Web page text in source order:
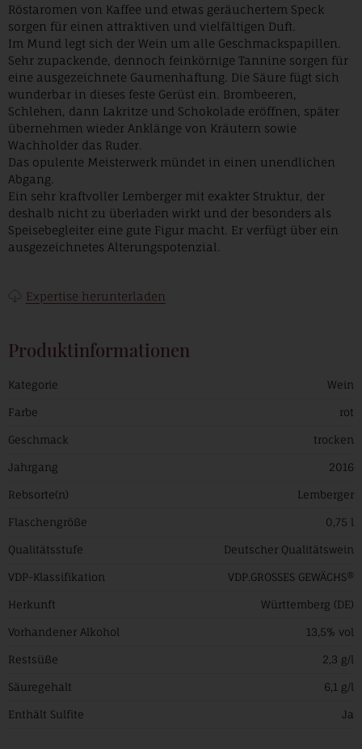
Röstaromen von Kaffee und etwas geräuchertem Speck
sorgen für einen attraktiven und vielfältigen Duft.
Im Mund legt sich der Wein um alle Geschmackspapillen.
Sehr zupackende, dennoch feinkörnige Tannine sorgen für
eine ausgezeichnete Gaumenhaftung. Die Säure fügt sich
wunderbar in dieses feste Gerüst ein. Brombeeren,
Schlehen, dann Lakritze und Schokolade eröffnen, später
übernehmen wieder Anklänge von Kräutern sowie
Wachholder das Ruder.
Das opulente Meisterwerk mündet in einen unendlichen
Abgang.
Ein sehr kraftvoller Lemberger mit exakter Struktur, der
deshalb nicht zu überladen wirkt und der besonders als
Speisebegleiter eine gute Figur macht. Er verfügt über ein
ausgezeichnetes Alterungspotenzial.
Expertise herunterladen
Produktinformationen
Kategorie Wein
Farbe rot
Geschmack trocken
Jahrgang 2016
Rebsorte(n) Lemberger
Flaschengröße 0,75 l
Qualitätsstufe Deutscher Qualitätswein
VDP-Klassifikation VDP.GROSSES GEWÄCHS®
Herkunft Württemberg (DE)
Vorhandener Alkohol 13,5% vol
Restsüße 2,3 g/l
Säuregehalt 6,1 g/l
Enthält Sulfite Ja